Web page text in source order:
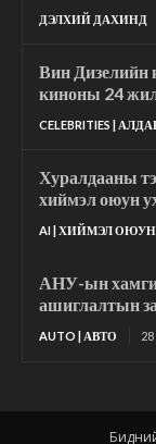
ДЭЛХИЙ ДАХИНД
Вин Дизелийн
киноны 24
CELEBRITIES |
Хуралдааны
хиймэл оюун
AI | ХИЙМЭЛ ОЮУН
АНУ-ын
ашиглалтын
AUTO | АВТО